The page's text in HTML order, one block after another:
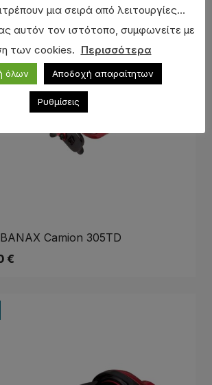
Camion 305TD
€
μια σειρά από λειτουργίες...
αυτόν τον ιστότοπο, συμφωνείτε με
των cookies. Περισσότερα
όλων Αποδοχή απαραίτητων
Ρυθμίσεις